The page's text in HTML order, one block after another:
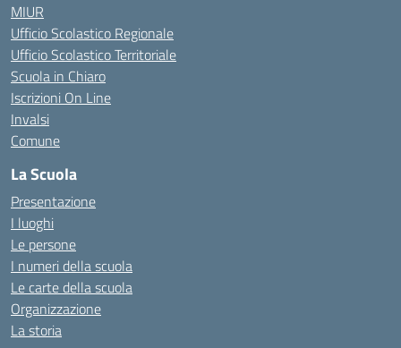
MIUR
Ufficio Scolastico Regionale
Ufficio Scolastico Territoriale
Scuola in Chiaro
Iscrizioni On Line
Invalsi
Comune
La Scuola
Presentazione
I luoghi
Le persone
I numeri della scuola
Le carte della scuola
Organizzazione
La storia